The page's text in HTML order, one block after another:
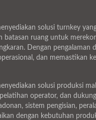
solusi turnkey
batasan ruang untuk
Dengan
dan memastikan
solusi produksi
operator, dan
sistem pengisian,
dengan kebutuhan